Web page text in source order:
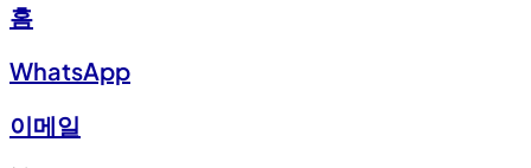
홈
WhatsApp
이메일